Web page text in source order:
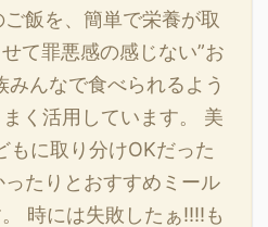
飯を、簡単で栄養が取
て罪悪感の感じない”お
みんなで食べられるよう
く活用しています。 美
もに取り分けOKだった
たりとおすすめミール
時には失敗したぁ‼‼も